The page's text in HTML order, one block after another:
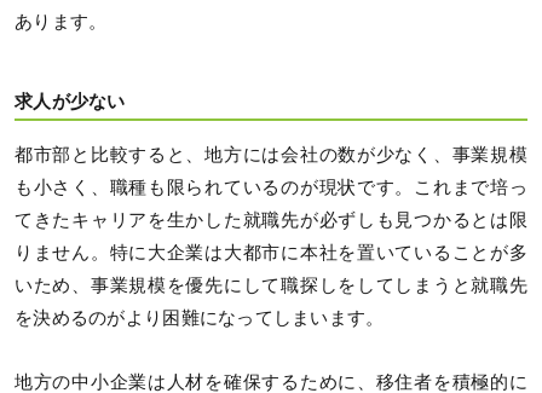
あります。
求人が少ない
都市部と比較すると、地方には会社の数が少なく、事業規模
も小さく、職種も限られているのが現状です。これまで培っ
てきたキャリアを生かした就職先が必ずしも見つかるとは限
りません。特に大企業は大都市に本社を置いていることが多
いため、事業規模を優先にして職探しをしてしまうと就職先
を決めるのがより困難になってしまいます。
地方の中小企業は人材を確保するために、移住者を積極的に